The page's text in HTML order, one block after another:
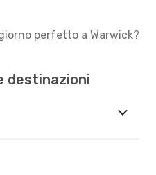
perfetto a Warwick?
destinazioni